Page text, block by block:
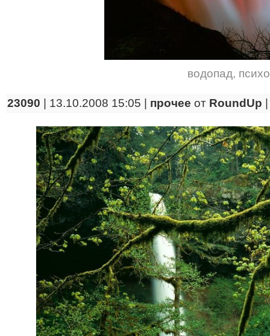
водопад,
23090 | 13.10.2008 15:05 | прочее от RoundUp